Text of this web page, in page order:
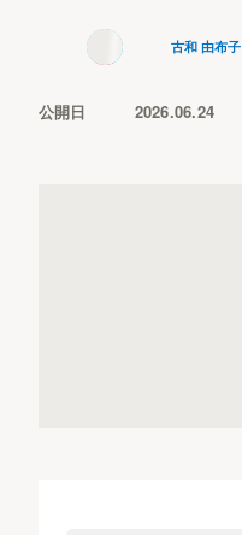
古和 由布子
公開日 2026.06.24